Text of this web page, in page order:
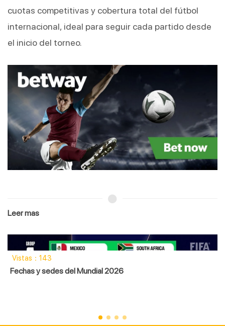
cuotas competitivas y cobertura total del fútbol
internacional, ideal para seguir cada partido desde
el inicio del torneo.
Leer mas
Vistas：95
Gem Trio reparte hasta 20,000x en bonus